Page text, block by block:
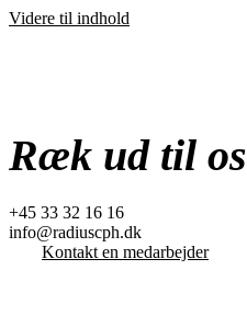
Videre til indhold
Ræk ud til os
+45 33 32 16 16
info@radiuscph.dk
Kontakt en medarbejder